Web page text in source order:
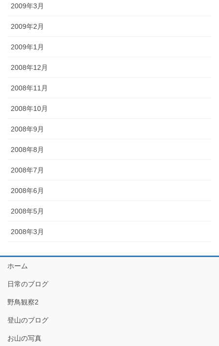
2009年3月
2009年2月
2009年1月
2008年12月
2008年11月
2008年10月
2008年9月
2008年8月
2008年7月
2008年6月
2008年5月
2008年3月
ホーム
日常のブログ
野鳥観察2
登山のブログ
お山の写真